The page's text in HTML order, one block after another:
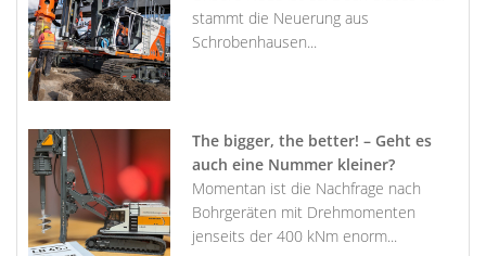
stammt die Neuerung aus
Schrobenhausen...
The bigger, the better! – Geht es
auch eine Nummer kleiner?
Momentan ist die Nachfrage nach
Bohrgeräten mit Drehmomenten
jenseits der 400 kNm enorm...